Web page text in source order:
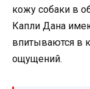
кожу собаки в
Капли Дана
впитываются в
ощущений.